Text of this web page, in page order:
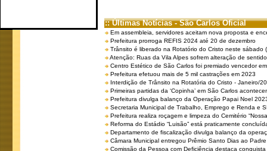
:: Últimas Notícias - São Carlos Oficial
Em assembleia, servidores aceitam nova proposta e
Prefeitura prorroga REFIS 2024 até 20 de dezembro
Trânsito é liberado na Rotatório do Cristo neste sábado
Atenção: Ruas da Vila Alpes sofrem alteração de
Centro Estético de São Carlos foi premiado vencedor
Prefeitura efetuou mais de 5 mil castrações em 2023
Interdição de Trânsito na Rotatória do Cristo - Janeiro/
Primeiras partidas da ‘Copinha’ em São Carlos
Prefeitura divulga balanço da Operação Papai Noel
Secretaria Municipal de Trabalho, Emprego e Renda e
Prefeitura realiza roçagem e limpeza do Cemitério
Reforma do Estádio “Luisão” está praticamente
Departamento de fiscalização divulga balanço da
Câmara Municipal entregou Prêmio Santo Dias ao
Comissão da Pessoa com Deficiência destaca